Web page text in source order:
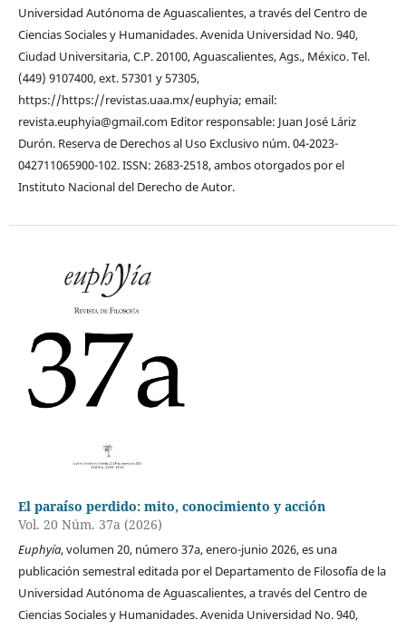
Universidad Autónoma de Aguascalientes, a través del Centro de
Ciencias Sociales y Humanidades. Avenida Universidad No. 940,
Ciudad Universitaria, C.P. 20100, Aguascalientes, Ags., México. Tel.
(449) 9107400, ext. 57301 y 57305,
https://https://revistas.uaa.mx/euphyia; email:
revista.euphyia@gmail.com Editor responsable: Juan José Láriz
Durón. Reserva de Derechos al Uso Exclusivo núm. 04-2023-
042711065900-102. ISSN: 2683-2518, ambos otorgados por el
Instituto Nacional del Derecho de Autor.
El paraíso perdido: mito, conocimiento y acción
Vol. 20 Núm. 37a (2026)
Euphyía, volumen 20, número 37a, enero-junio 2026, es una
publicación semestral editada por el Departamento de Filoso´fía de la
Universidad Autónoma de Aguascalientes, a través del Centro de
Ciencias Sociales y Humanidades. Avenida Universidad No. 940,